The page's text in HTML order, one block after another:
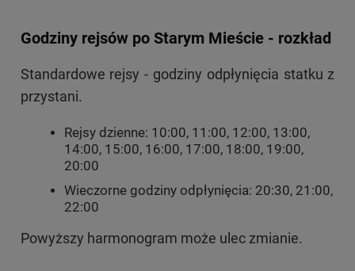
Godziny rejsów po Starym Mieście - rozkład
Standardowe rejsy - godziny odpłynięcia statku z
przystani.
Rejsy dzienne: 10:00, 11:00, 12:00, 13:00,
14:00, 15:00, 16:00, 17:00, 18:00, 19:00,
20:00
Wieczorne godziny odpłynięcia: 20:30, 21:00,
22:00
Powyższy harmonogram może ulec zmianie.